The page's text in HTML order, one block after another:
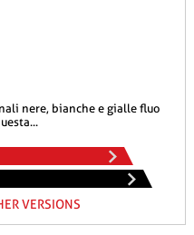
VERSIONS